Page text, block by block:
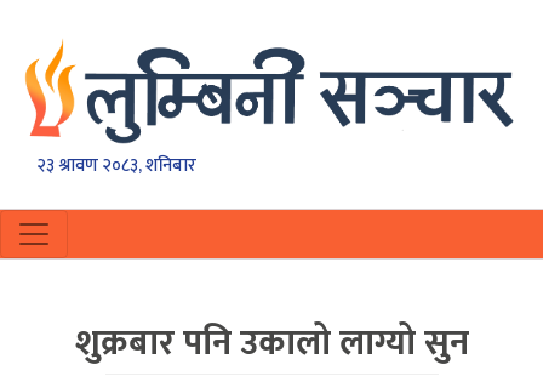
२३ श्रावण २०८३, शनिबार
शुक्रबार पनि उकालो लाग्यो सुन